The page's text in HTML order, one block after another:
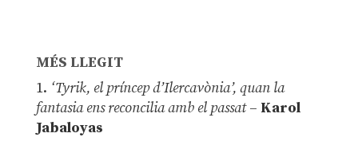
MÉS LLEGIT
1. ‘Tyrik, el príncep d’Ilercavònia’, quan la
fantasia ens reconcilia amb el passat– Karol
Jabaloyas